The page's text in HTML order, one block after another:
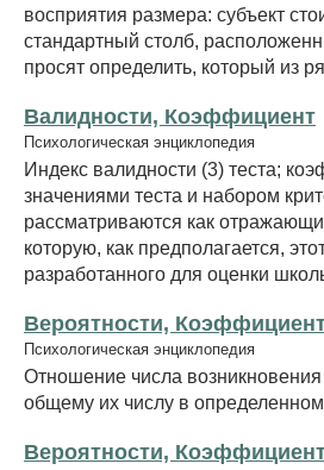
восприятия размера: субъект
стандартный столб,
просят определить, который из
Валидности, Коэффициент
Психологическая энциклопедия
Индекс валидности (3) теста;
значениями теста и набором
рассматриваются как
которую, как предполагается,
разработанного для оценки
Вероятности,
Психологическая энциклопедия
Отношение числа
общему их числу в
Вероятности,